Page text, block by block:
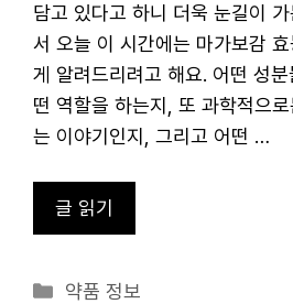
담고 있다고 하니 더욱 눈길이
서 오늘 이 시간에는 마가보감
게 알려드리려고 해요. 어떤 성
떤 역할을 하는지, 또 과학적으
는 이야기인지, 그리고 어떤 …
글 읽기
카
약품 정보